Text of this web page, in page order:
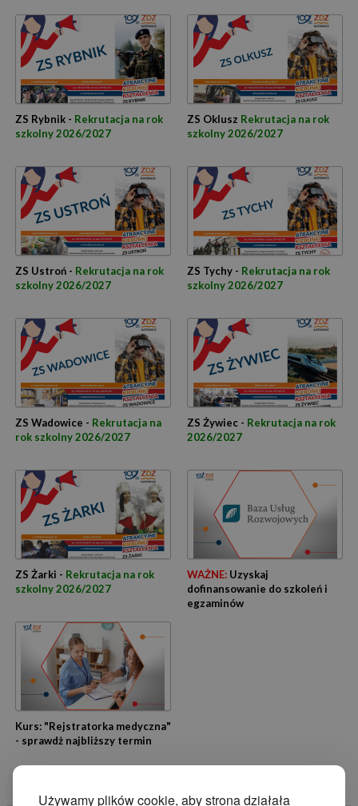
Używamy plików cookie, aby strona działała
ZS Rybnik - Rekrutacja na rok
szkolny 2026/2027
ZS Oklusz Rekrutacja na rok
szkolny 2026/2027
ZS Ustroń - Rekrutacja na rok
szkolny 2026/2027
ZS Tychy - Rekrutacja na rok
szkolny 2026/2027
ZS Wadowice - Rekrutacja na
rok szkolny 2026/2027
ZS Żywiec - Rekrutacja na rok
2026/2027
ZS Żarki - Rekrutacja na rok
szkolny 2026/2027
WAŻNE:Uzyskaj
dofinansowanie do szkoleń i
egzaminów
Kurs: "Rejstratorka medyczna"
- sprawdż najbliższy termin